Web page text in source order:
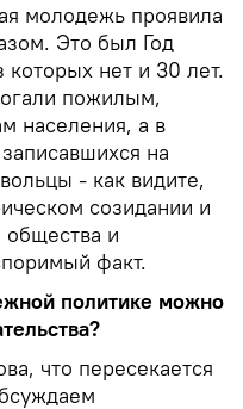
молодежь проявила
Это был Год
которых нет и 30 лет.
пожилым,
населения, а в
на
- как видите,
созидании и
общества и
факт.
политике можно
что пересекается